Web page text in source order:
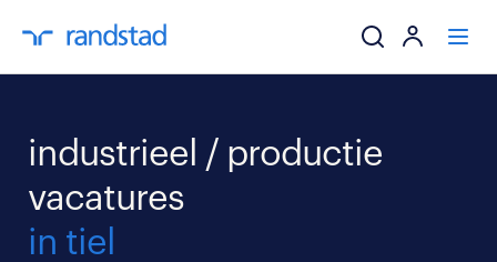
ik zoek een
industrieel / productie
vacatures
in tiel